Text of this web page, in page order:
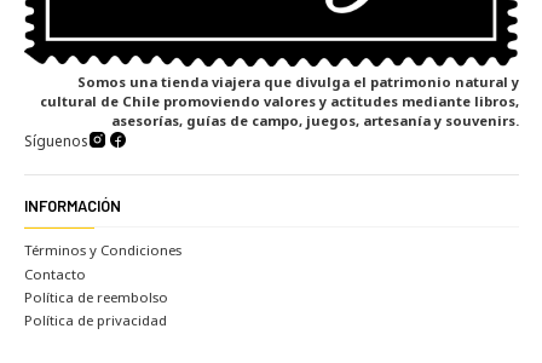
Somos una tienda viajera que divulga el patrimonio natural y
cultural de Chile promoviendo valores y actitudes mediante libros,
asesorías, guías de campo, juegos, artesanía y souvenirs.
Síguenos
INFORMACIÓN
Términos y Condiciones
Contacto
Política de reembolso
Política de privacidad